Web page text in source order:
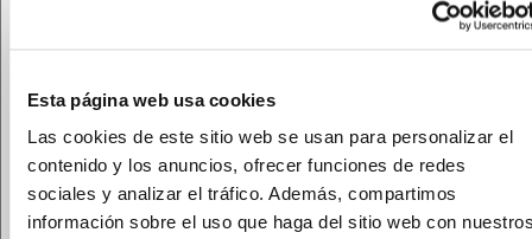
Esta página web usa cookies
Las cookies de este sitio web se usan para personalizar el
contenido y los anuncios, ofrecer funciones de redes
sociales y analizar el tráfico. Además, compartimos
información sobre el uso que haga del sitio web con